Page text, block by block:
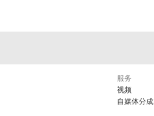
服务
视频
自媒体分成